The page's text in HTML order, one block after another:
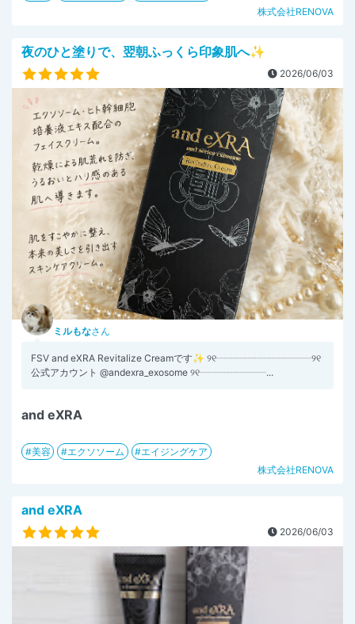
株式会社RENOVA
夜のひと塗りで、翌朝ふっくら印象肌へ✨
2026/06/03
ミルもなさん
FSV and eXRA Revitalize Creamです✨ ୨୧┈┈┈┈┈┈┈┈┈┈୨୧
公式アカウント @andexra_exosome ୨୧┈┈┈┈┈┈┈...
and eXRA
美容 エクソソーム
エイジングケア
株式会社RENOVA
and eXRA
2026/06/03